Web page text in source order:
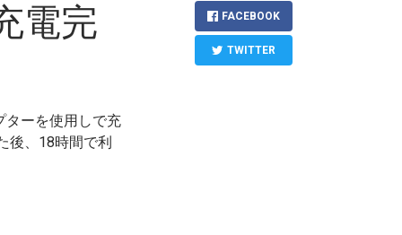
電完
ターを使用しで充
後、18時間で利
FACEBOOK
TWITTER